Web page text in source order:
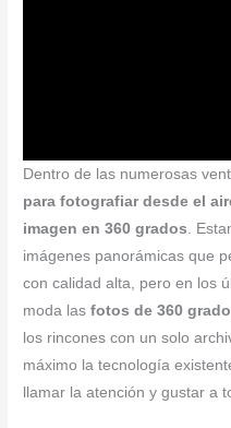
Dentro de las numerosas
para fotografiar desde el
imagen en 360 grados .
imágenes panorámicas que
con calidad alta, pero en los
moda lasfotos de 360
los rincones con un solo
máximo la tecnología
llamar la atención y gustar a